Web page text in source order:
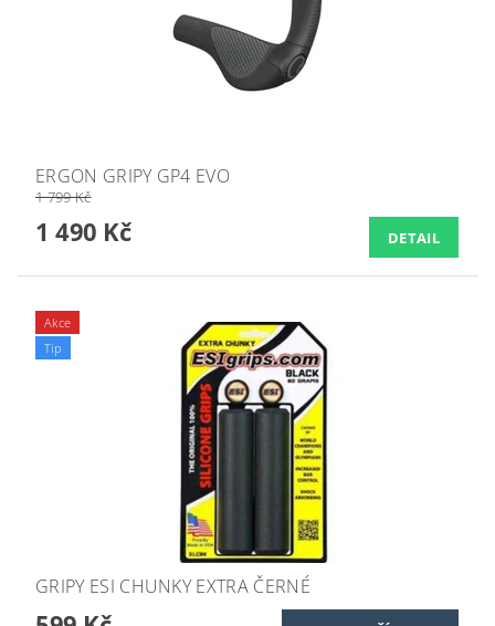
ERGON GRIPY GP4 EVO
1 799 Kč
1 490 Kč DETAIL
Akce
Tip
GRIPY ESI CHUNKY EXTRA ČERNÉ